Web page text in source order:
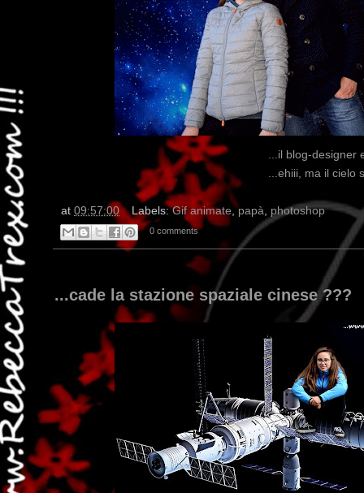
...il blog-designer
...ehiii, ma il cielo
at 09:57:00 Labels:Gif animate,papà, photoshop
0 comments
...cade la stazione spaziale cinese ???